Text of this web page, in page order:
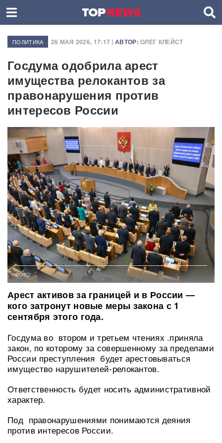
ПОЛИТИКА 26 МАЯ 2026, 17:17 | АВТОР: ОЛЕГ КЛЕЙСТ
Госдума одобрила арест
имущества релокантов за
правонарушения против
интересов России
ФОТО:
Арест активов за границей и в России —
кого затронут новые меры закона с 1
сентября этого года.
Госдума во втором и третьем чтениях .приняла
закон, по которому за совершенному за пределами
России преступления будет арестовываться
имущество нарушителей-релокантов.
Ответственность будет носить административной
характер.
Под правонарушениями понимаются деяния
против интересов России.